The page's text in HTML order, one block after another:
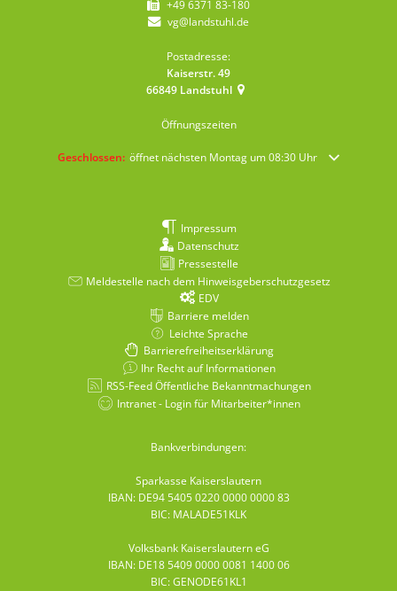
+49 6371 83-180
vg@landstuhl.de
Postadresse:
Kaiserstr. 49
66849 Landstuhl
Öffnungszeiten
Klicken, um weitere Öffnungs- oder Schließzeiten auszublenden
Geschlossen: öffnet nächsten Montag um 08:30 Uhr
Impressum
Datenschutz
Pressestelle
Meldestelle nach dem Hinweisgeberschutzgesetz
EDV
Barriere melden
Leichte Sprache
Barrierefreiheitserklärung
Ihr Recht auf Informationen
RSS-Feed Öffentliche Bekanntmachungen
Intranet - Login für Mitarbeiter*innen
Bankverbindungen:
Sparkasse Kaiserslautern
IBAN: DE94 5405 0220 0000 0000 83
BIC: MALADE51KLK
Volksbank Kaiserslautern eG
IBAN: DE18 5409 0000 0081 1400 06
BIC: GENODE61KL1